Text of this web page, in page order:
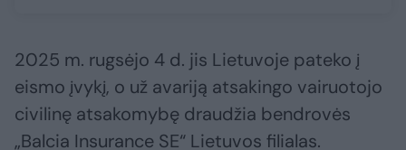
2025 m. rugsėjo 4 d. jis Lietuvoje pateko į
eismo įvykį, o už avariją atsakingo vairuotojo
civilinę atsakomybę draudžia bendrovės
„Balcia Insurance SE“ Lietuvos filialas.